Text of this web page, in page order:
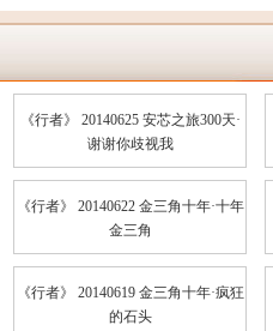
《行者》 20140625 安芯之旅300天·
谢谢你歧视我
《行者》 20140622 金三角十年·十年
金三角
《行者》 20140619 金三角十年·疯狂
的石头